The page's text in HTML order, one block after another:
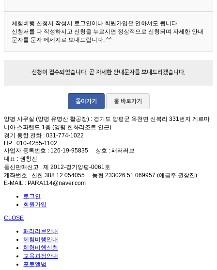
체험비행 신청서 작성시 로그인이나 회원가입은 안하셔도 됩니다.
신청서를 다 작성하시고 신청을 누르시면 정상적으로 신청되며 자세한 안내
문자를 문자 메세지로 보내드립니다. ^^
신청이 접수되었습니다. 곧 자세한 안내문자를 보내드리겠습니다.
돌아가기 홈 바로가기
양평 사무실 (양평 유명산 활공장) : 경기도 양평군 옥천면 신복리 331번지 게르마
니아 스파랜드 1층 (양평 한화리조트 인근)
경기 통합 전화 : 031-774-1022
HP : 010-4255-1102
사업자 등록번호 : 126-19-95835 상호 : 패러러브
대표 : 권창진
통신판매신고 : 제 2012-경기양평-0061호
계좌번호 : 신한 388 12 054055 농협 233026 51 069957 (예금주 권창진)
E-MAIL : PARA114@naver.com
로그인
회원가입
CLOSE
패러러브안내
체험비행안내
체험비행신청
교육과정안내
포토앨범